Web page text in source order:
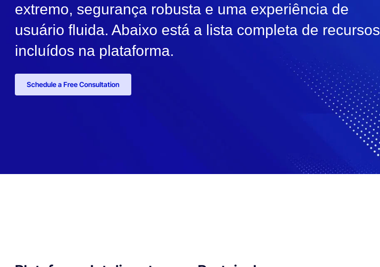
extremo, segurança robusta e uma experiência de
usuário fluida. Abaixo está a lista completa de recursos
incluídos na plataforma.
Schedule a Free Consultation